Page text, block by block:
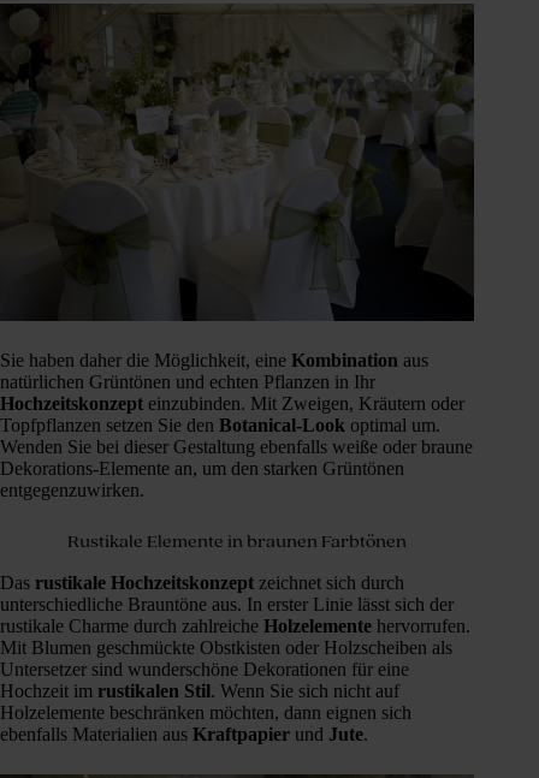
Sie haben daher die Möglichkeit, eine Kombination aus
natürlichen Grüntönen und echten Pflanzen in Ihr
Hochzeitskonzept einzubinden. Mit Zweigen, Kräutern oder
Topfpflanzen setzen Sie den Botanical-Look optimal um.
Wenden Sie bei dieser Gestaltung ebenfalls weiße oder braune
Dekorations-Elemente an, um den starken Grüntönen
entgegenzuwirken.
Rustikale Elemente in braunen Farbtönen
Das rustikale Hochzeitskonzept zeichnet sich durch
unterschiedliche Brauntöne aus. In erster Linie lässt sich der
rustikale Charme durch zahlreiche Holzelemente hervorrufen.
Mit Blumen geschmückte Obstkisten oder Holzscheiben als
Untersetzer sind wunderschöne Dekorationen für eine
Hochzeit im rustikalen Stil. Wenn Sie sich nicht auf
Holzelemente beschränken möchten, dann eignen sich
ebenfalls Materialien aus Kraftpapier und Jute.